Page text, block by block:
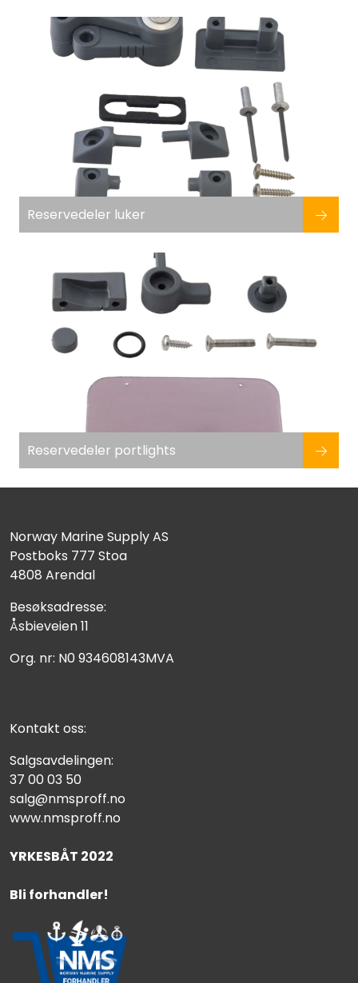
Reservedeler luker
Reservedeler portlights
Norway Marine Supply AS
Postboks 777 Stoa
4808 Arendal
Besøksadresse:
Åsbieveien 11
Org. nr: N0 934608143MVA
Kontakt oss:
Salgsavdelingen:
37 00 03 50
salg@nmsproff.no
www.nmsproff.no
YRKESBÅT 2022
Bli forhandler!